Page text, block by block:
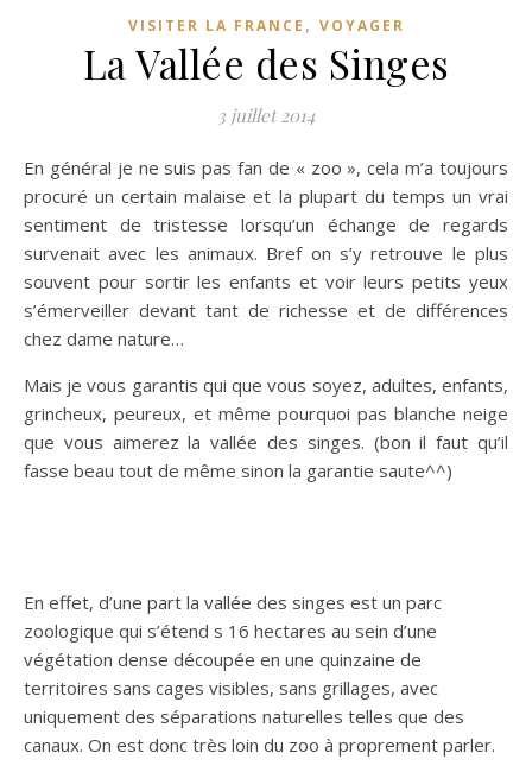
VISITER LA FRANCE , VOYAGER
La Vallée des Singes
3 juillet 2014
En général je ne suis pas fan de « zoo », cela m’a toujours
procuré un certain malaise et la plupart du temps un vrai
sentiment de tristesse lorsqu’un échange de regards
survenait avec les animaux. Bref on s’y retrouve le plus
souvent pour sortir les enfants et voir leurs petits yeux
s’émerveiller devant tant de richesse et de différences
chez dame nature…
Mais je vous garantis qui que vous soyez, adultes, enfants,
grincheux, peureux, et même pourquoi pas blanche neige
que vous aimerez la vallée des singes. (bon il faut qu’il
fasse beau tout de même sinon la garantie saute^^)
En effet, d’une part la vallée des singes est un parc
zoologique qui s’étend s 16 hectares au sein d’une
végétation dense découpée en une quinzaine de
territoires sans cages visibles, sans grillages, avec
uniquement des séparations naturelles telles que des
canaux. On est donc très loin du zoo à proprement parler.